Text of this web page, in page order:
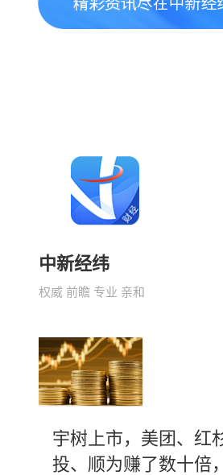
中新经纬
权威 前瞻 专业 亲和
宇树上市，美团、红
投、顺为赚了数十倍